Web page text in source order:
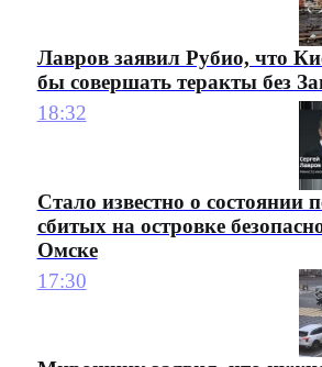
Лавров заявил Рубио, что
бы совершать теракты без
18:32
Стало известно о состоянии
сбитых на островке
Омске
17:30